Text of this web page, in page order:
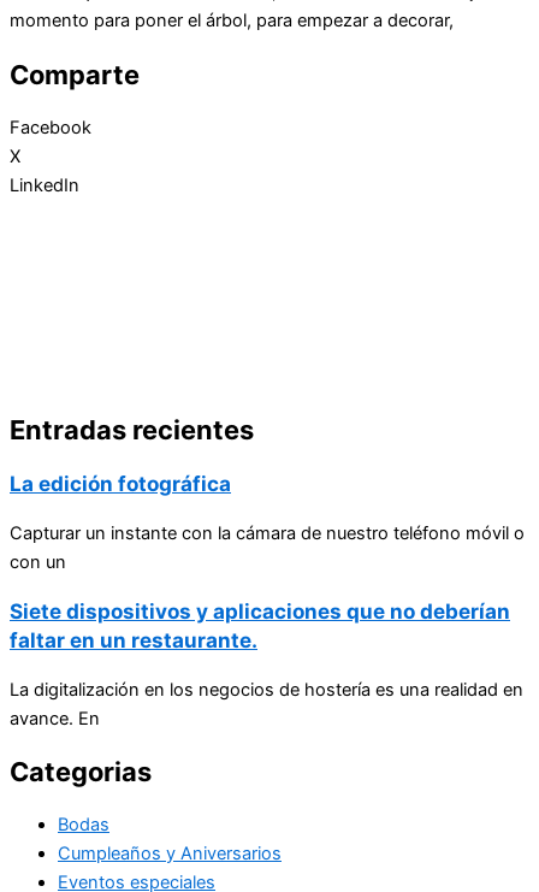
momento para poner el árbol, para empezar a decorar,
Comparte
Facebook
X
LinkedIn
Entradas recientes
La edición fotográfica
Capturar un instante con la cámara de nuestro teléfono móvil o
con un
Siete dispositivos y aplicaciones que no deberían
faltar en un restaurante.
La digitalización en los negocios de hostería es una realidad en
avance. En
Categorias
Bodas
Cumpleaños y Aniversarios
Eventos especiales